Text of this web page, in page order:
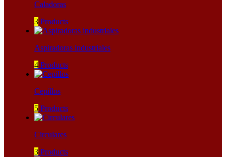
Caladoras
3 Products
Aspiradoras industriales
4 Products
Cepillos
5 Products
Circulares
3 Products